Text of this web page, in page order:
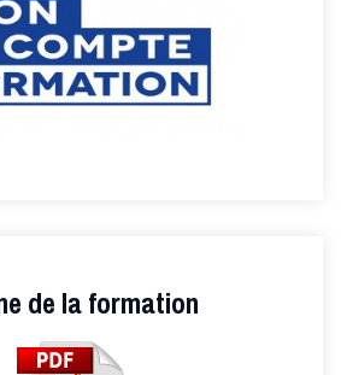
de la formation